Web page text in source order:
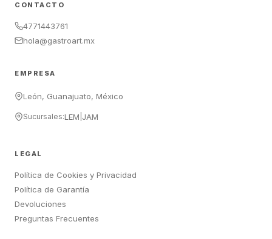
CONTACTO
4771443761
hola@gastroart.mx
EMPRESA
León, Guanajuato, México
Sucursales:LEM JAM
LEGAL
Política de Cookies y Privacidad
Política de Garantía
Devoluciones
Preguntas Frecuentes